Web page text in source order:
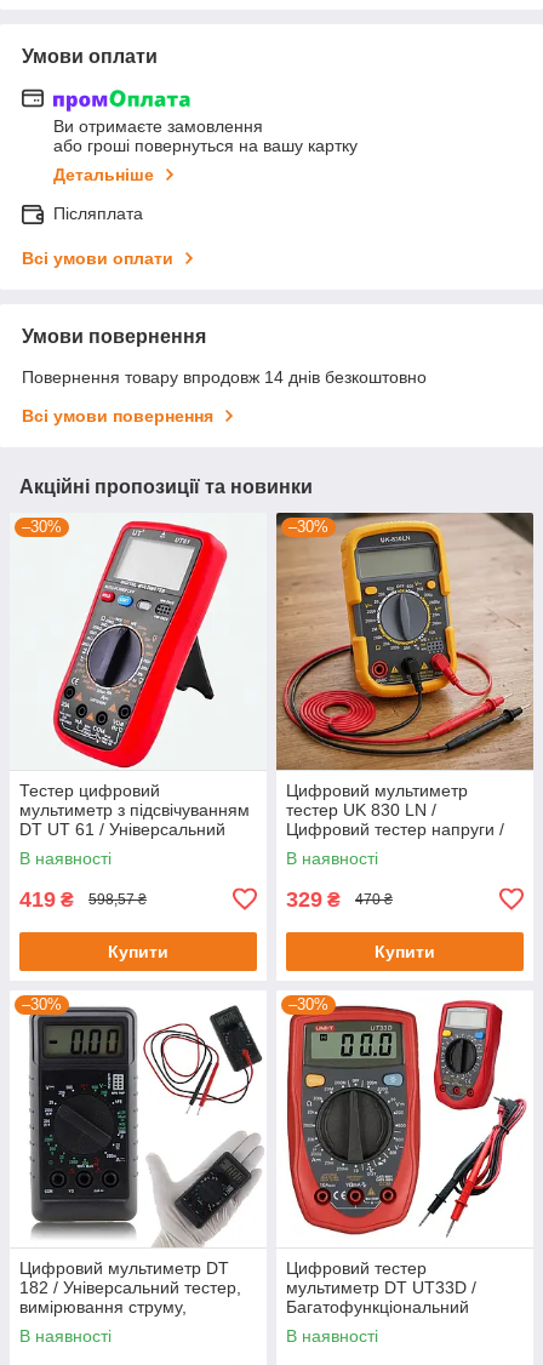
Умови оплати
Ви отримаєте замовлення
або гроші повернуться на вашу картку
Детальніше
Післяплата
Всі умови оплати
Умови повернення
Повернення товару впродовж 14 днів безкоштовно
Всі умови повернення
Акційні пропозиції та новинки
–30%
Тестер цифровий
мультиметр з підсвічуванням
DT UT 61 / Універсальний
тестер напруги / Електричний
тестер
В наявності
419 ₴ 598,57 ₴
Купити
–30%
Цифровий мультиметр
тестер UK 830 LN /
Цифровий тестер напруги /
Тестер електричний
В наявності
329 ₴ 470 ₴
Купити
–30%
Цифровий мультиметр DT
182 / Універсальний тестер,
вимірювання струму,
напруги, продзвонювання
В наявності
–30%
Цифровий тестер
мультиметр DT UT33D /
Багатофункціональний
мультиметр / Тестер напруги
В наявності